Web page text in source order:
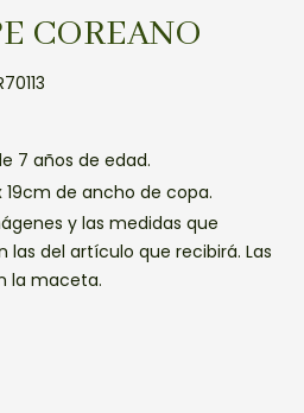
COREANO
7 años de edad.
de ancho de copa.
y las medidas que
del artículo que recibirá. Las
la maceta.